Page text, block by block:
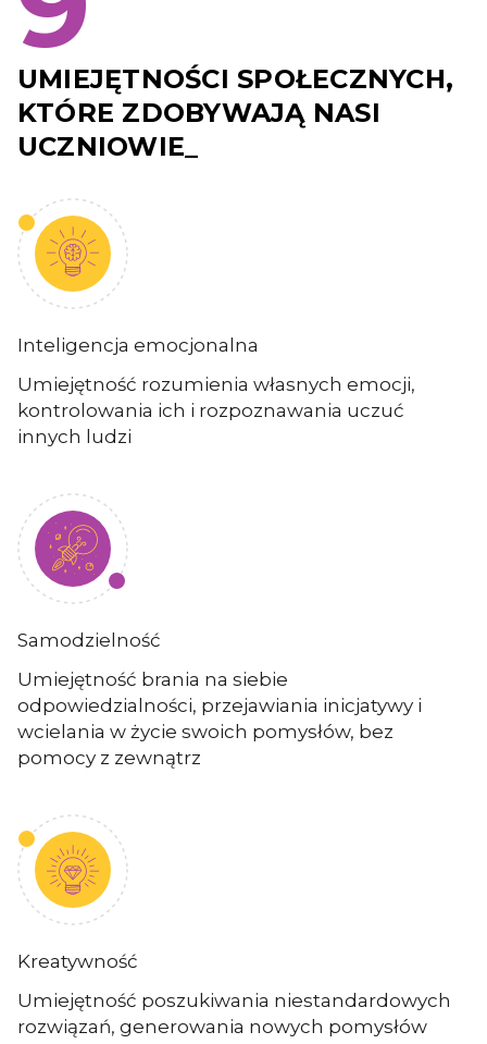
UMIEJĘTNOŚCI SPOŁECZNYCH,
KTÓRE ZDOBYWAJĄ NASI
UCZNIOWIE_
Inteligencja emocjonalna
Umiejętność rozumienia własnych emocji,
kontrolowania ich i rozpoznawania uczuć
innych ludzi
Samodzielność
Umiejętność brania na siebie
odpowiedzialności, przejawiania inicjatywy i
wcielania w życie swoich pomysłów, bez
pomocy z zewnątrz
Kreatywność
Umiejętność poszukiwania niestandardowych
rozwiązań, generowania nowych pomysłów